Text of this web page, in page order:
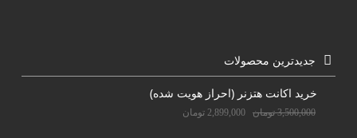
جدیدترین محصولات
خرید اکانت هتزنر (احراز هویت شده)
3,500,000 تومان 2,899,000 تومان